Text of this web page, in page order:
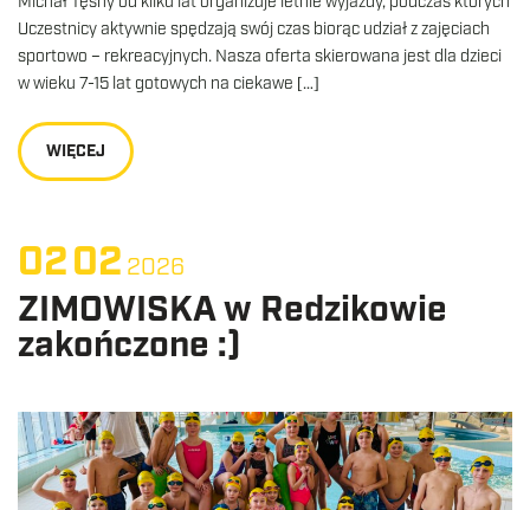
Uczestnicy aktywnie spędzają swój czas biorąc udział z zajęciach
sportowo – rekreacyjnych. Nasza oferta skierowana jest dla dzieci
w wieku 7-15 lat gotowych na ciekawe […]
WIĘCEJ
0202 2026
ZIMOWISKA w Redzikowie
zakończone :)